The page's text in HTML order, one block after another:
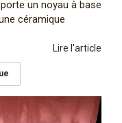
un noyau à base
céramique
Lire l'article